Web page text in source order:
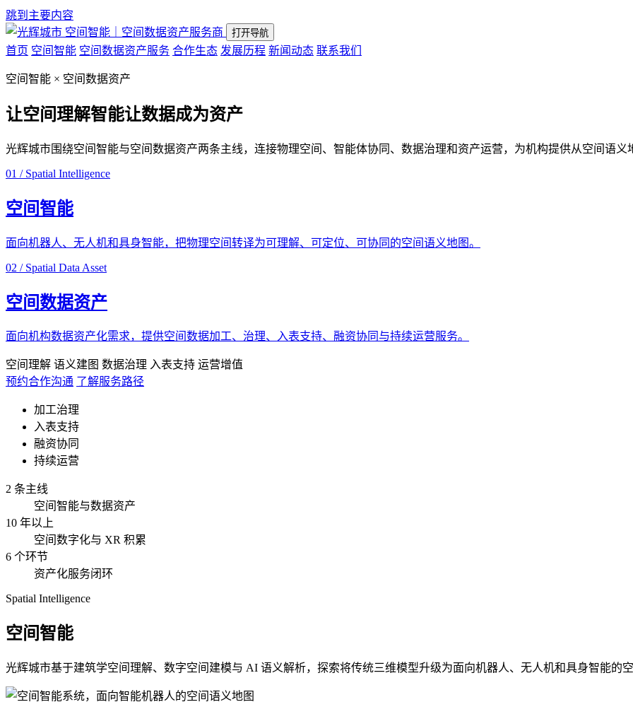
跳到主要内容
空间智能｜空间数据资产服务商
打开导航
首页 空间智能 空间数据资产服务 合作生态 发展历程 新闻动态 联系我们
空间智能 × 空间数据资产
让空间理解智能让数据成为资产
光辉城市围绕空间智能与空间数据资产两条主线，连接物理空间、智能体协同、数据治理和资产运营，为机构提供从空间语义
01 / Spatial Intelligence
空间智能
面向机器人、无人机和具身智能，把物理空间转译为可理解、可定位、可协同的空间语义地图。
02 / Spatial Data Asset
空间数据资产
面向机构数据资产化需求，提供空间数据加工、治理、入表支持、融资协同与持续运营服务。
空间理解 语义建图 数据治理 入表支持 运营增值
预约合作沟通 了解服务路径
加工治理
入表支持
融资协同
持续运营
2 条主线
空间智能与数据资产
10 年以上
空间数字化与 XR 积累
6 个环节
资产化服务闭环
Spatial Intelligence
空间智能
光辉城市基于建筑学空间理解、数字空间建模与 AI 语义解析，探索将传统三维模型升级为面向机器人、无人机和具身智能的空